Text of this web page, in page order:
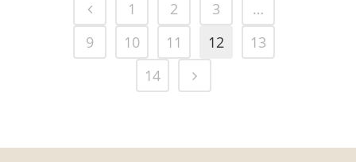
1 2 3
…
9
10 11 12
13
14